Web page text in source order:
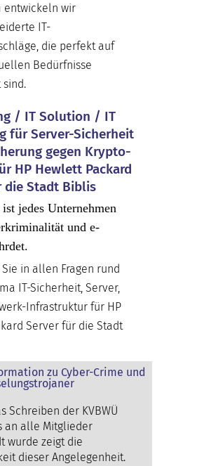
entwickeln wir
IT-
die perfekt auf
Bedürfnisse
sind.
/ IT Solution / IT
für Server-Sicherheit
gegen Krypto-
HP Hewlett Packard
die Stadt Biblis
jedes Unternehmen
und e-
in allen Fragen rund
IT-Sicherheit, Server,
Infrastruktur für HP
Server für die Stadt
zu Cyber-Crime und
Schreiben der KVBWÜ
an alle Mitglieder
wurde zeigt die
dieser Angelegenheit.